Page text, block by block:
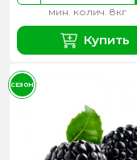
мин. колич. 8кг
Купить
СЕЗОН